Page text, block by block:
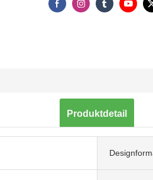
Produktdetail